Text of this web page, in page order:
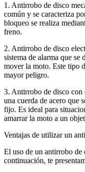
1. Antirrobo de disco
común y se caracteriza
bloqueo se realiza
freno.
2. Antirrobo de disco
sistema de alarma que se
mover la moto. Este tipo
mayor peligro.
3. Antirrobo de disco con
una cuerda de acero que
fijo. Es ideal para
amarrar la moto a un
Ventajas de utilizar un
El uso de un antirrobo de
continuación, te